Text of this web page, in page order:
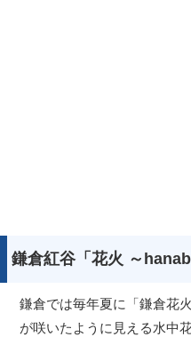
鎌倉紅谷「花火 ～
鎌倉では毎年夏に「鎌倉花
が咲いたように見える水中